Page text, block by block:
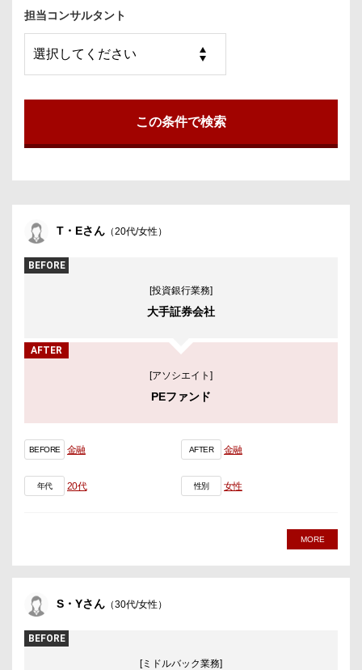
担当コンサルタント
T・Eさん （20代/女性）
BEFORE
[投資銀行業務]
大手証券会社
AFTER
[アソシエイト]
PEファンド
BEFORE 金融 AFTER 金融
年代 20代 性別 女性
MORE
S・Yさん （30代/女性）
BEFORE
[ミドルバック業務]